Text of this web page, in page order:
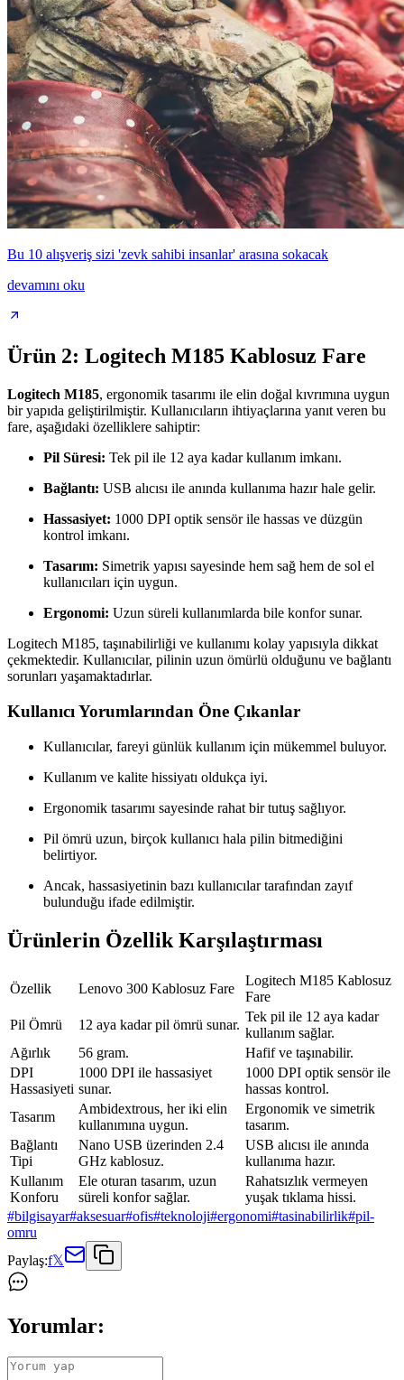
Bu 10 alışveriş sizi 'zevk sahibi insanlar' arasına sokacak
devamını oku
Ürün 2: Logitech M185 Kablosuz Fare
Logitech M185, ergonomik tasarımı ile elin doğal kıvrımına uygun
bir yapıda geliştirilmiştir. Kullanıcıların ihtiyaçlarına yanıt veren bu
fare, aşağıdaki özelliklere sahiptir:
Pil Süresi: Tek pil ile 12 aya kadar kullanım imkanı.
Bağlantı: USB alıcısı ile anında kullanıma hazır hale gelir.
Hassasiyet: 1000 DPI optik sensör ile hassas ve düzgün
kontrol imkanı.
Tasarım: Simetrik yapısı sayesinde hem sağ hem de sol el
kullanıcıları için uygun.
Ergonomi: Uzun süreli kullanımlarda bile konfor sunar.
Logitech M185, taşınabilirliği ve kullanımı kolay yapısıyla dikkat
çekmektedir. Kullanıcılar, pilinin uzun ömürlü olduğunu ve bağlantı
sorunları yaşamaktadırlar.
Kullanıcı Yorumlarından Öne Çıkanlar
Kullanıcılar, fareyi günlük kullanım için mükemmel buluyor.
Kullanım ve kalite hissiyatı oldukça iyi.
Ergonomik tasarımı sayesinde rahat bir tutuş sağlıyor.
Pil ömrü uzun, birçok kullanıcı hala pilin bitmediğini
belirtiyor.
Ancak, hassasiyetinin bazı kullanıcılar tarafından zayıf
bulunduğu ifade edilmiştir.
Ürünlerin Özellik Karşılaştırması
Özellik Lenovo 300 Kablosuz Fare
Logitech M185 Kablosuz
Fare
Pil Ömrü
12 aya kadar pil ömrü sunar.
Tek pil ile 12 aya kadar
kullanım sağlar.
Ağırlık
56 gram.
Hafif ve taşınabilir.
DPI
Hassasiyeti
1000 DPI ile hassasiyet
sunar.
1000 DPI optik sensör ile
hassas kontrol.
Tasarım
Ambidextrous, her iki elin
kullanımına uygun.
Ergonomik ve simetrik
tasarım.
Bağlantı
Tipi
Nano USB üzerinden 2.4
GHz kablosuz.
USB alıcısı ile anında
kullanıma hazır.
Kullanım
Konforu
Ele oturan tasarım, uzun
süreli konfor sağlar.
Rahatsızlık vermeyen
yuşak tıklama hissi.
#bilgisayar#aksesuar#ofis#teknoloji#ergonomi#tasinabilirlik#pil-
omru
Paylaş:f𝕏
Yorumlar: